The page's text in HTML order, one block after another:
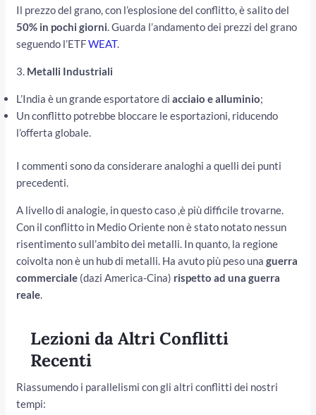
Il prezzo del grano, con l’esplosione del conflitto, è salito del
50% in pochi giorni. Guarda l’andamento dei prezzi del grano
seguendo l’ETFWEAT.
3. Metalli Industriali
L’India è un grande esportatore diacciaio e alluminio;
Un conflitto potrebbe bloccare le esportazioni, riducendo
l’offerta globale.
I commenti sono da considerare analoghi a quelli dei punti
precedenti.
A livello di analogie, in questo caso ,è più difficile trovarne.
Con il conflitto in Medio Oriente non è stato notato nessun
risentimento sull’ambito dei metalli. In quanto, la regione
coivolta non è un hub di metalli. Ha avuto più peso unaguerra
commerciale (dazi America-Cina) rispetto ad una guerra
reale
Lezioni da Altri Conflitti
Recenti
Riassumendo i parallelismi con gli altri conflitti dei nostri
tempi: